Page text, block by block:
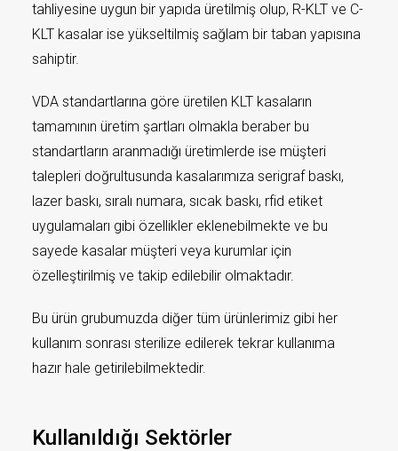
tahliyesine uygun bir yapıda üretilmiş olup, R-KLT ve C-
KLT kasalar ise yükseltilmiş sağlam bir taban yapısına
sahiptir.
VDA standartlarına göre üretilen KLT kasaların
tamamının üretim şartları olmakla beraber bu
standartların aranmadığı üretimlerde ise müşteri
talepleri doğrultusunda kasalarımıza serigraf baskı,
lazer baskı, sıralı numara, sıcak baskı, rfid etiket
uygulamaları gibi özellikler eklenebilmekte ve bu
sayede kasalar müşteri veya kurumlar için
özelleştirilmiş ve takip edilebilir olmaktadır.
Bu ürün grubumuzda diğer tüm ürünlerimiz gibi her
kullanım sonrası sterilize edilerek tekrar kullanıma
hazır hale getirilebilmektedir.
Kullanıldığı Sektörler